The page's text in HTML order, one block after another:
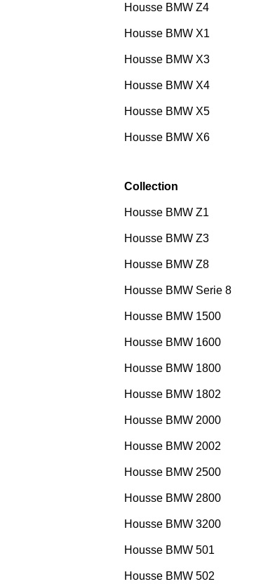
Housse BMW Z4
Housse BMW X1
Housse BMW X3
Housse BMW X4
Housse BMW X5
Housse BMW X6
Collection
Housse BMW Z1
Housse BMW Z3
Housse BMW Z8
Housse BMW Serie 8
Housse BMW 1500
Housse BMW 1600
Housse BMW 1800
Housse BMW 1802
Housse BMW 2000
Housse BMW 2002
Housse BMW 2500
Housse BMW 2800
Housse BMW 3200
Housse BMW 501
Housse BMW 502